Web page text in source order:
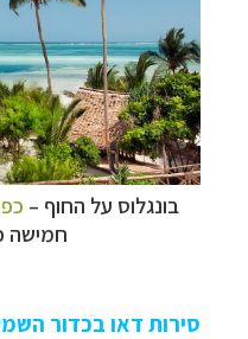
בונגלוס על החוף –
חמישה
סירות דאו בכדור